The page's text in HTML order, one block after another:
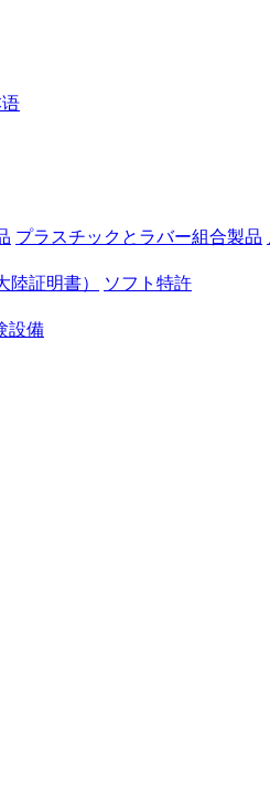
语
プラスチックとラバー組合製品
陸証明書）
ソフト特許
設備